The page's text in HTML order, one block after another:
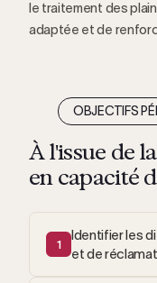
le traitement des
adaptée et de
OBJECTIFS
À l'issue de
en capacité
1
Identifier les
et de